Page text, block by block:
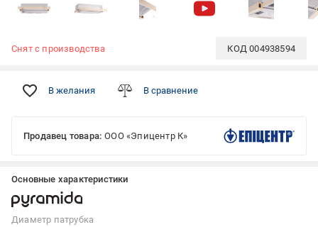
Снят с производства КОД004938594
В желания В сравнение
Продавец товара: ООО «Эпицентр К»
Основные характеристики
Диаметр патрубка